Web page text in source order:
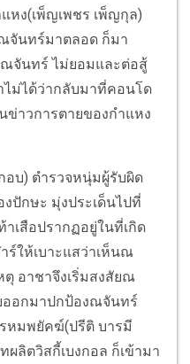
หง(เพ็ญเพชร เพ็ญกุล)
จันทร์มาตลอด ก็มา
จันทร์ ไม่ยอมและต่อสู้
ม่ได้ว่ากลับมาที่คอนโด
ข่าวการตายของกำแหง
) ตำรวจหนุ่มผู้รับผิด
ปักษะ มุ่งประเด็นไปที่
าเสือปรากฏอยู่ในที่เกิด
ร์ให้เบาะแสว่าเห็นณ
ตุ อาชาจึงเริ่มสงสัยณ
ออกมาปกป้องณจันทร์
หมพยัคฆ์(ปรีติ บารมี
ลิตวิสกี้เบงกอล ก็เข้ามา